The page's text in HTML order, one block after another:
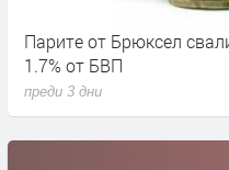
Парите от Брюксел
1.7% от БВП
преди 3 дни